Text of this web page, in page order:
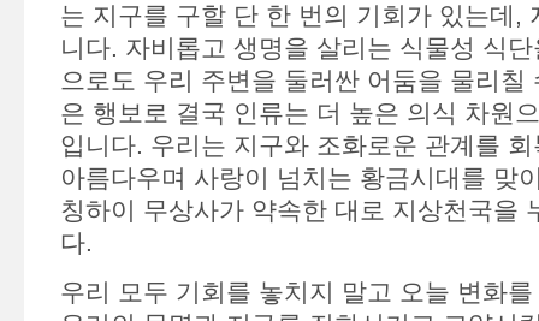
는 지구를 구할 단 한 번의 기회가 있는데,
니다. 자비롭고 생명을 살리는 식물성 식
으로도 우리 주변을 둘러싼 어둠을 물리칠
은 행보로 결국 인류는 더 높은 의식 차원
입니다. 우리는 지구와 조화로운 관계를
아름다우며 사랑이 넘치는 황금시대를 맞
칭하이 무상사가 약속한 대로 지상천국을
다.
우리 모두 기회를 놓치지 말고 오늘 변화